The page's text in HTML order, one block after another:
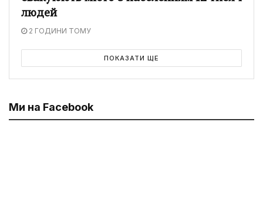
людей
2 ГОДИНИ ТОМУ
ПОКАЗАТИ ЩЕ
Ми на Facebook